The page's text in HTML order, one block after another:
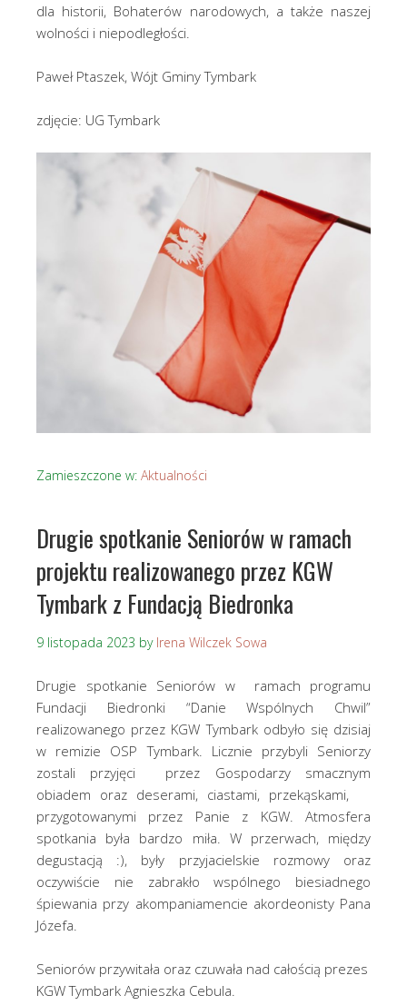
dla historii, Bohaterów narodowych, a także naszej
wolności i niepodległości.
Paweł Ptaszek, Wójt Gminy Tymbark
zdjęcie: UG Tymbark
Zamieszczone w: Aktualności
Drugie spotkanie Seniorów w ramach
projektu realizowanego przez KGW
Tymbark z Fundacją Biedronka
9 listopada 2023 by Irena Wilczek Sowa
Drugie spotkanie Seniorów w ramach programu
Fundacji Biedronki “Danie Wspólnych Chwil”
realizowanego przez KGW Tymbark odbyło się dzisiaj
w remizie OSP Tymbark. Licznie przybyli Seniorzy
zostali przyjęci przez Gospodarzy smacznym
obiadem oraz deserami, ciastami, przekąskami,
przygotowanymi przez Panie z KGW. Atmosfera
spotkania była bardzo miła. W przerwach, między
degustacją :), były przyjacielskie rozmowy oraz
oczywiście nie zabrakło wspólnego biesiadnego
śpiewania przy akompaniamencie akordeonisty Pana
Józefa.
Seniorów przywitała oraz czuwała nad całością prezes
KGW Tymbark Agnieszka Cebula.